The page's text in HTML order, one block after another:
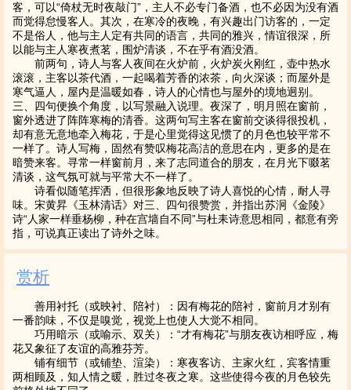
客，可以“倚杖无时夜敲门”，主人不必专门备酒，也不必因为没有酒
而觉得怠慢客人。其次，在寒冷的夜晚，有兴趣出门访客的，一定
不是俗人，他与主人定有共同的语言，共同的雅兴，情谊很深，所
以能与主人寒夜煮茗，围炉清谈，不在乎有酒没酒。
前两句，诗人与客人夜间在火炉前，火炉炭火刚红，壶中热水
滚滚，主客以茶代酒，一起喝着芳香的浓茶，向火深谈；而屋外是
寒气逼人，屋内是温暖如春，诗人的心情也与屋外的境地迥别。
三、四句便换个角度，以写景融入说理。夜深了，明月照在窗前，
窗外透进了阵阵寒梅的清香。这两句写主客在窗前交谈得很投机，
却有意无意地牵入梅花，于是心里觉得这见惯了的月色也较平常不
一样了。诗人写梅，固然有赞叹梅花高洁的意思在内，更多的是在
暗赞来客。寻常一样窗前月，来了志同道合的朋友，在月光下啜茗
清谈，这气氛可就与平常大不一样了。
诗看似随笔挥洒，但很形象地反映了诗人喜悦的心情，耐人寻
味。宋黄昇《玉林清话》对三、四句很赞赏，并指出苏泂《金陵》
诗“人家一样垂杨柳，种在宫墙自不同”与杜耒诗意思相同，都意有旁
指，可说真正读出了诗外之味。
赏析
善用衬托（或映衬、陪衬）：因有梅花的陪衬，窗前月才别有
一番韵味，不仅是嗅觉，视觉上也使人大觉不相同。
巧用暗示（或喻示、双关）：“才有梅花”与朋友夜访相呼应，梅
花又象征了友谊的高雅芬芳。
铺有细节（或铺垫、渲染）：寒夜客访、主家火红，宾客情重
两相顾及，知人情之暖，胜过冬夜之寒。这些使得今夜的月色较先